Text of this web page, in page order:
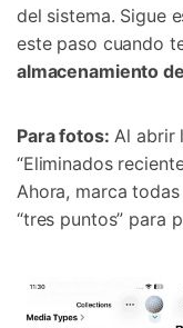
del sistema. Sigue
este paso cuando
almacenamiento
Para fotos: Al abrir
“Eliminados
Ahora, marca
“tres puntos” para